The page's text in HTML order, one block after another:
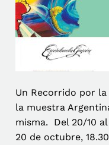
Un Recorrido por la
la muestra
misma. Del 20/10
20 de octubre,